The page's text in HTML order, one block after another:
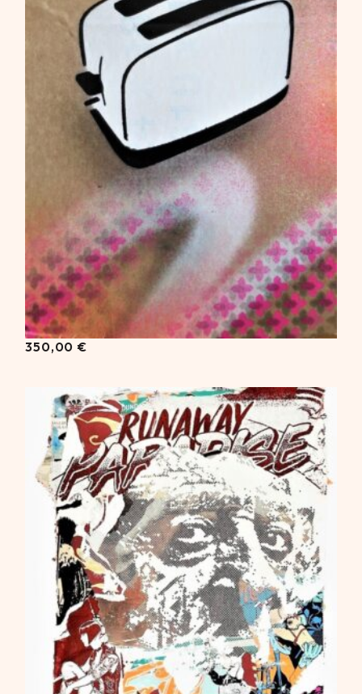
350,00
350,00 €
2800,00€